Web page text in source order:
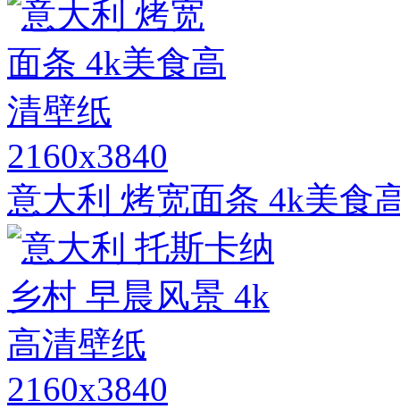
2160x3840
意大利 烤宽面条 4k美食
2160x3840